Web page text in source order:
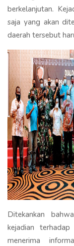
berkelanjutan.
saja yang akan
daerah tersebut
Ditekankan
kejadian
menerima